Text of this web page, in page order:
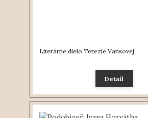
Literárne dielo Terezie Vansovej
Detail